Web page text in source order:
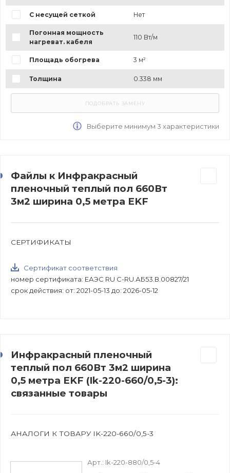
С несущей сеткой Нет
Погонная мощность
нагреват. кабеля
110 Вт/м
Площадь обогрева 3 м²
Толщина 0.338 мм
Выберите минимум 3 характеристики
Файлы к Инфракрасный
пленочный теплый пол 660Вт
3м2 ширина 0,5 метра EKF
СЕРТИФИКАТЫ
Сертификат соответствия
номер сертификата: ЕАЭС RU C-RU.АБ53.В.00827/21
срок действия: от: 2021-05-13 до: 2026-05-12
Инфракрасный пленочный
теплый пол 660Вт 3м2 ширина
0,5 метра EKF (Ik-220-660/0,5-3):
связанные товары
АНАЛОГИ К ТОВАРУ IK-220-660/0,5-3
Арт.: Ik-220-880/0,5-4